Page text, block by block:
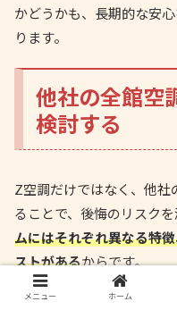
かどうかも、長期的な安
ります。
他社の全館空
検討する
Z空調だけではなく、他
ることで、後悔のリスクを
ムにはそれぞれ異なる特
ストがあるからです。
ライフスタイルや家族構
メニュー ホーム